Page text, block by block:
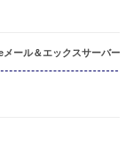
ール＆エックスサーバーへ